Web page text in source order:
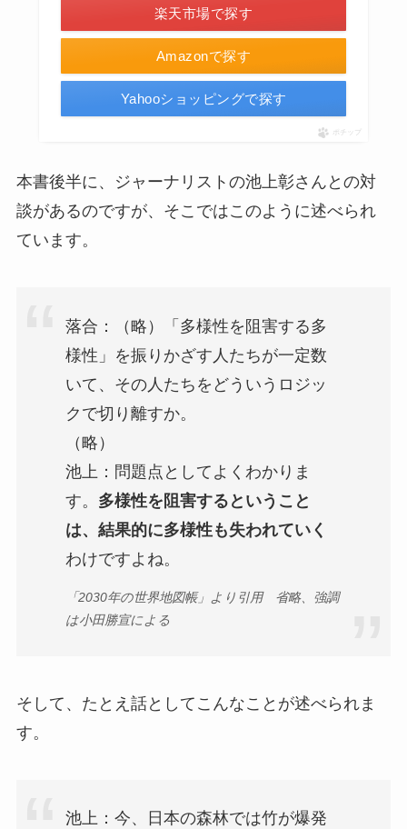
Amazonで探す
楽天市場で探す
Yahooショッピングで探す
ポチップ
本書後半に、ジャーナリストの池上彰さんとの対
談があるのですが、そこではこのように述べられ
ています。
落合：（略）「多様性を阻害する多
様性」を振りかざす人たちが一定数
いて、その人たちをどういうロジッ
クで切り離すか。
（略）
池上：問題点としてよくわかりま
す。 多様性を阻害するということ
は、結果的に多様性も失われていく
わけですよね。
「2030年の世界地図帳」より引用 省略、強調
は小田勝宣による
そして、たとえ話としてこんなことが述べられま
す。
池上：今、日本の森林では竹が爆発